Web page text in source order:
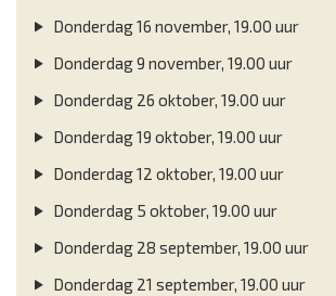
Donderdag 16 november, 19.00 uur
Donderdag 9 november, 19.00 uur
Donderdag 26 oktober, 19.00 uur
Donderdag 19 oktober, 19.00 uur
Donderdag 12 oktober, 19.00 uur
Donderdag 5 oktober, 19.00 uur
Donderdag 28 september, 19.00 uur
Donderdag 21 september, 19.00 uur